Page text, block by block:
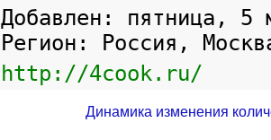
Добавлен: пятница, 5
Регион: Россия,
http://4cook.ru/
Динамика изменения